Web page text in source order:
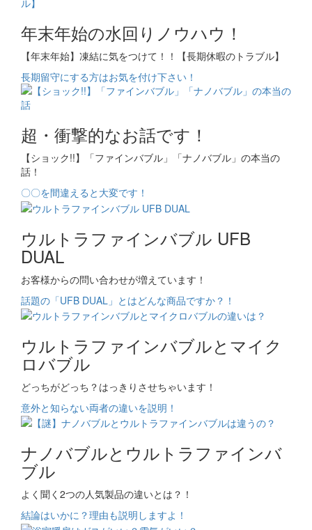
年末年始の水回りノウハウ！
【年末年始】凍結に気をつけて！！【長期休暇のトラブル】
長期留守にする方はお気を付け下さい！
超・衝撃的なお話です！
【ショック!!】「ファインバブル」「ナノバブル」の本当の
話！
〇〇を間違えると大変です！
ウルトラファインバブル UFB
DUAL
お客様からの問い合わせが増えています！
話題の「UFB DUAL」とはどんな商品ですか？！
ウルトラファインバブルとマイク
ロバブル
どっちがどっち？はっきりさせちゃいます！
意外と知らない両者の違いを説明！
ナノバブルとウルトラファインバ
ブル
よく聞く2つの人気製品の違いとは？！
結論はいかに？理由も説明しますよ！